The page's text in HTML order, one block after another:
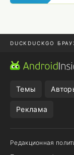
DUCKDUCKGO
ПРИЛОЖЕНИЯ
Темы
Реклама
Редакционная